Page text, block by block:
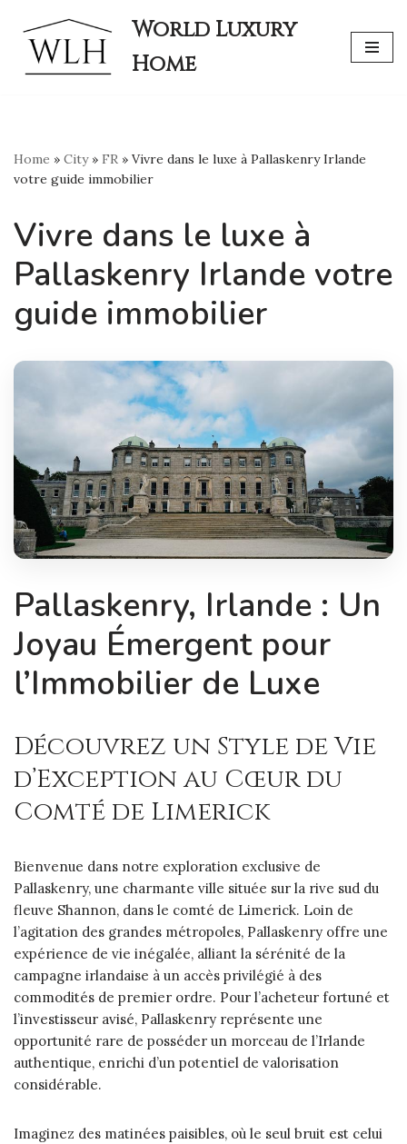
Skip
to
World Luxury
Home
Home » City» FR » Vivre dans le luxe à Pallaskenry Irlande
votre guide immobilier
Vivre dans le luxe à
Pallaskenry Irlande votre
guide immobilier
Pallaskenry, Irlande : Un
Joyau Émergent pour
l’Immobilier de Luxe
Découvrez un Style de Vie
d’Exception au Cœur du
Comté de Limerick
Bienvenue dans notre exploration exclusive de
Pallaskenry, une charmante ville située sur la rive sud du
fleuve Shannon, dans le comté de Limerick. Loin de
l’agitation des grandes métropoles, Pallaskenry offre une
expérience de vie inégalée, alliant la sérénité de la
campagne irlandaise à un accès privilégié à des
commodités de premier ordre. Pour l’acheteur fortuné et
l’investisseur avisé, Pallaskenry représente une
opportunité rare de posséder un morceau de l’Irlande
authentique, enrichi d’un potentiel de valorisation
considérable.
Imaginez des matinées paisibles, où le seul bruit est celui